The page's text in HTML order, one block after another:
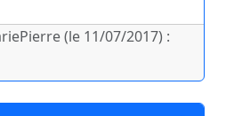
(le 11/07/2017) :